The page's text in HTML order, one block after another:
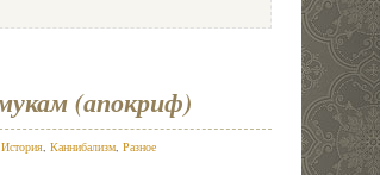
(апокриф)
История, Каннибализм, Разное